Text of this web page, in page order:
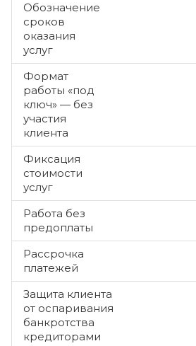
Обозначение
сроков
оказания
услуг
Формат
работы «под
ключ» — без
участия
клиента
Фиксация
стоимости
услуг
Работа без
предоплаты
Рассрочка
платежей
Защита клиента
от оспаривания
банкротства
кредиторами